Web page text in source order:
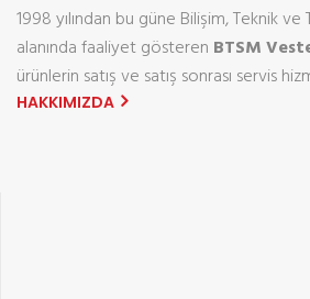
1998 yılından bu güne Bilişim, Teknik
alanında faaliyet gösteren BTSM
ürünlerin satış ve satış sonrası servis
HAKKIMIZDA